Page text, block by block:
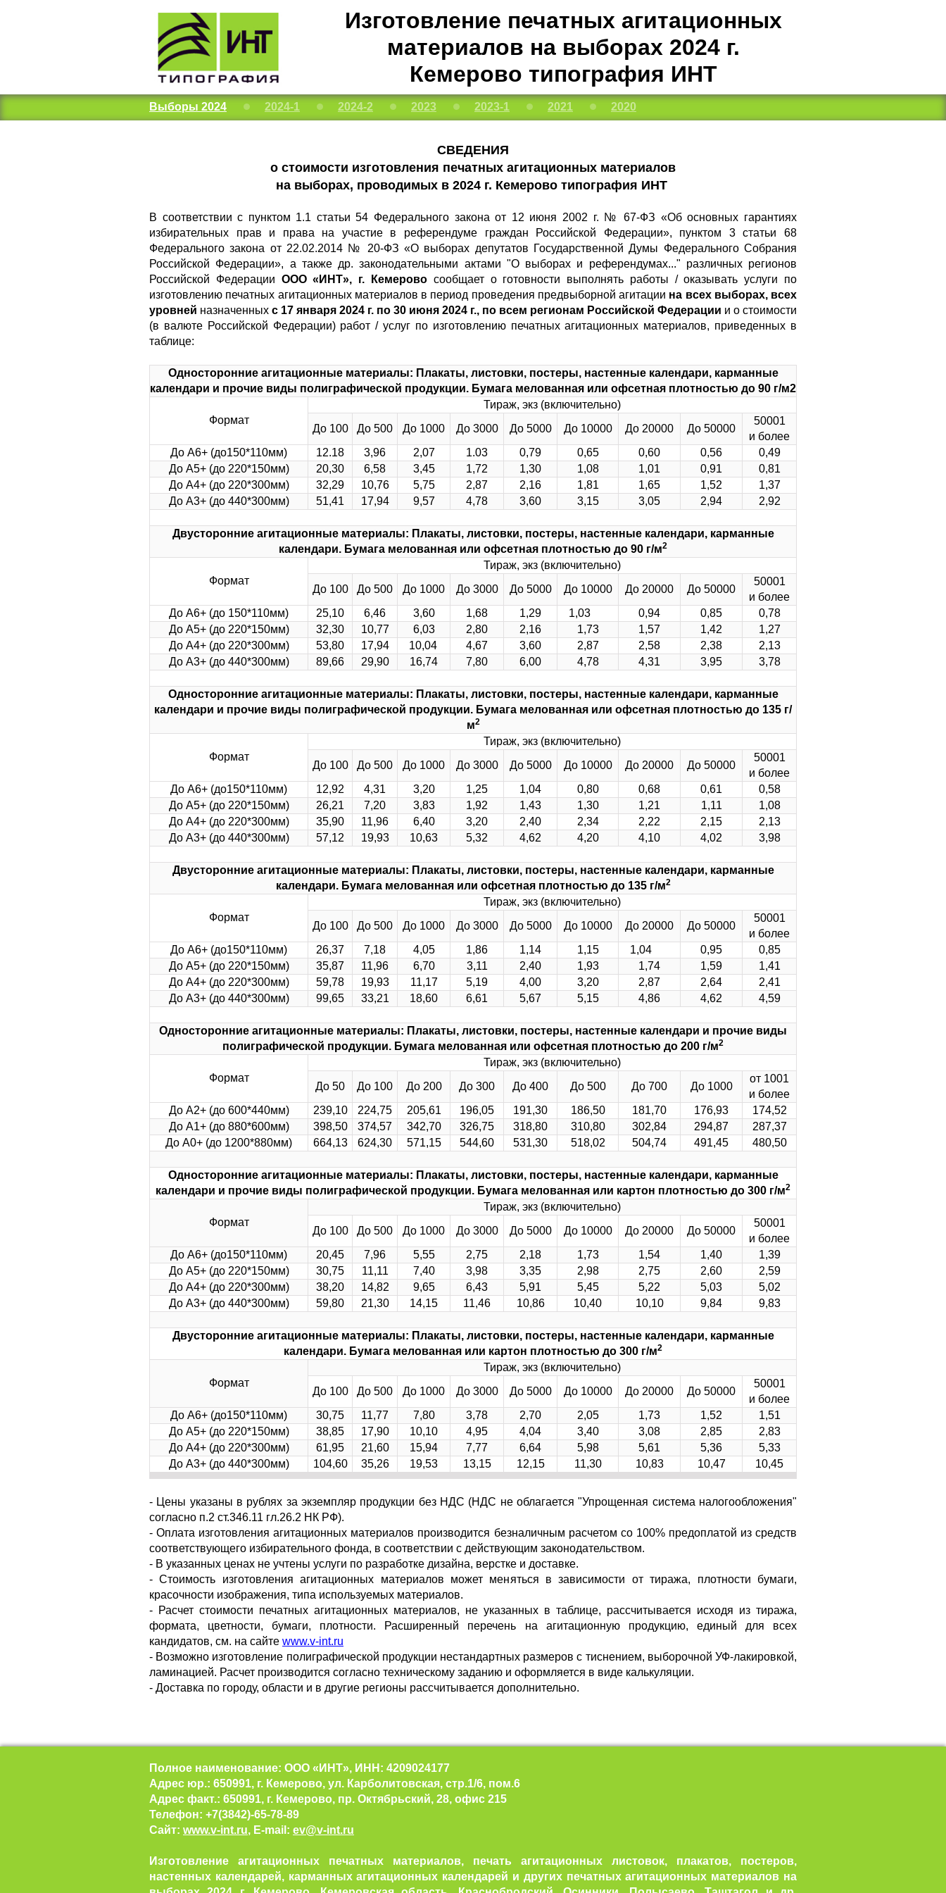
Изготовление печатных агитационных
материалов на выборах 2024 г.
Кемерово типография ИНТ
Выборы 2024 2024-1 2024-2 2023 2023-1 2021 2020
СВЕДЕНИЯ
о стоимости изготовления печатных агитационных материалов
на выборах, проводимых в 2024 г. Кемерово типография ИНТ
В соответствии с пунктом 1.1 статьи 54 Федерального закона от 12 июня 2002 г. № 67-ФЗ «Об основных гарантиях
избирательных прав и права на участие в референдуме граждан Российской Федерации», пунктом 3 статьи 68
Федерального закона от 22.02.2014 № 20-ФЗ «О выборах депутатов Государственной Думы Федерального Собрания
Российской Федерации», а также др. законодательными актами "О выборах и референдумах..." различных регионов
Российской Федерации ООО «ИНТ», г. Кемеровосообщает о готовности выполнять работы / оказывать услуги по
изготовлению печатных агитационных материалов в период проведения предвыборной агитации на всех выборах, всех
уровней назначенных с 17 января 2024 г. по 30 июня 2024 г., по всем регионам Российской Федерации и о стоимости
(в валюте Российской Федерации) работ / услуг по изготовлению печатных агитационных материалов, приведенных в
таблице:
Односторонние агитационные материалы: Плакаты, листовки, постеры, настенные календари, карманные
календари и прочие виды полиграфической продукции. Бумага мелованная или офсетная плотностью до 90 г/м2
Формат
Тираж, экз (включительно)
До 100
До 500 До 1000 До 3000 До 5000 До 10000 До 20000 До 50000
50001
и более
До А6+ (до150*110мм)
12.18 3,96 2,07 1.03 0,79 0,65 0,60 0,56
0,49
До А5+ (до 220*150мм)
20,30 6,58 3,45 1,72 1,30 1,08 1,01 0,91
0,81
До А4+ (до 220*300мм)
32,29 10,76 5,75 2,87 2,16 1,81 1,65 1,52
1,37
До А3+ (до 440*300мм)
51,41 17,94 9,57 4,78 3,60 3,15 3,05 2,94 2,92
Двусторонние агитационные материалы: Плакаты, листовки, постеры, настенные календари, карманные
календари. Бумага мелованная или офсетная плотностью до 90 г/м2
Формат
Тираж, экз (включительно)
До 100
До 500 До 1000 До 3000 До 5000 До 10000 До 20000 До 50000
50001
и более
До А6+ (до 150*110мм)
25,10 6,46 3,60 1,68 1,29 1,03 0,94 0,85
0,78
До А5+ (до 220*150мм)
32,30 10,77 6,03 2,80 2,16 1,73 1,57 1,42
1,27
До А4+ (до 220*300мм)
53,80 17,94 10,04 4,67 3,60 2,87 2,58 2,38
2,13
До А3+ (до 440*300мм)
89,66 29,90 16,74 7,80 6,00 4,78 4,31 3,95 3,78
Односторонние агитационные материалы: Плакаты, листовки, постеры, настенные календари, карманные
календари и прочие виды полиграфической продукции. Бумага мелованная или офсетная плотностью до 135 г/
м2
Формат
Тираж, экз (включительно)
До 100
До 500 До 1000 До 3000 До 5000 До 10000 До 20000 До 50000
50001
и более
До А6+ (до150*110мм)
12,92 4,31 3,20 1,25 1,04 0,80 0,68 0,61
0,58
До А5+ (до 220*150мм)
26,21 7,20 3,83 1,92 1,43 1,30 1,21 1,11
1,08
До А4+ (до 220*300мм)
35,90 11,96 6,40 3,20 2,40 2,34 2,22 2,15
2,13
До А3+ (до 440*300мм)
57,12 19,93 10,63 5,32 4,62 4,20 4,10 4,02 3,98
Двусторонние агитационные материалы: Плакаты, листовки, постеры, настенные календари, карманные
календари. Бумага мелованная или офсетная плотностью до 135 г/м2
Формат
Тираж, экз (включительно)
До 100
До 500 До 1000 До 3000 До 5000 До 10000 До 20000 До 50000
50001
и более
До А6+ (до150*110мм)
26,37 7,18 4,05 1,86 1,14 1,15 1,04 0,95
0,85
До А5+ (до 220*150мм)
35,87 11,96 6,70 3,11 2,40 1,93 1,74 1,59
1,41
До А4+ (до 220*300мм)
59,78 19,93 11,17 5,19 4,00 3,20 2,87 2,64
2,41
До А3+ (до 440*300мм)
99,65 33,21 18,60 6,61 5,67 5,15 4,86 4,62 4,59
Односторонние агитационные материалы: Плакаты, листовки, постеры, настенные календари и прочие виды
полиграфической продукции. Бумага мелованная или офсетная плотностью до 200 г/м2
Формат
Тираж, экз (включительно)
До 50
До 100 До 200 До 300 До 400 До 500 До 700 До 1000
от 1001
и более
До А2+ (до 600*440мм)
239,10 224,75 205,61 196,05 191,30 186,50 181,70 176,93
174,52
До А1+ (до 880*600мм)
398,50 374,57 342,70 326,75 318,80 310,80 302,84 294,87
287,37
До А0+ (до 1200*880мм)
664,13 624,30 571,15 544,60 531,30 518,02 504,74 491,45 480,50
Односторонние агитационные материалы: Плакаты, листовки, постеры, настенные календари, карманные
календари и прочие виды полиграфической продукции. Бумага мелованная или картон плотностью до 300 г/м2
Формат
Тираж, экз (включительно)
До 100
До 500 До 1000 До 3000 До 5000 До 10000 До 20000 До 50000
50001
и более
До А6+ (до150*110мм)
20,45 7,96 5,55 2,75 2,18 1,73 1,54 1,40
1,39
До А5+ (до 220*150мм)
30,75 11,11 7,40 3,98 3,35 2,98 2,75 2,60
2,59
До А4+ (до 220*300мм)
38,20 14,82 9,65 6,43 5,91 5,45 5,22 5,03
5,02
До А3+ (до 440*300мм)
59,80 21,30 14,15 11,46 10,86 10,40 10,10 9,84 9,83
Двусторонние агитационные материалы: Плакаты, листовки, постеры, настенные календари, карманные
календари. Бумага мелованная или картон плотностью до 300 г/м2
Формат
Тираж, экз (включительно)
До 100
До 500 До 1000 До 3000 До 5000 До 10000 До 20000 До 50000
50001
и более
До А6+ (до150*110мм)
30,75 11,77 7,80 3,78 2,70 2,05 1,73 1,52
1,51
До А5+ (до 220*150мм)
38,85 17,90 10,10 4,95 4,04 3,40 3,08 2,85
2,83
До А4+ (до 220*300мм)
61,95 21,60 15,94 7,77 6,64 5,98 5,61 5,36
5,33
До А3+ (до 440*300мм)
104,60 35,26 19,53 13,15 12,15 11,30 10,83 10,47 10,45
- Цены указаны в рублях за экземпляр продукции без НДС (НДС не облагается "Упрощенная система налогообложения"
согласно п.2 ст.346.11 гл.26.2 НК РФ).
- Оплата изготовления агитационных материалов производится безналичным расчетом со 100% предоплатой из средств
соответствующего избирательного фонда, в соответствии с действующим законодательством.
- В указанных ценах не учтены услуги по разработке дизайна, верстке и доставке.
- Стоимость изготовления агитационных материалов может меняться в зависимости от тиража, плотности бумаги,
красочности изображения, типа используемых материалов.
- Расчет стоимости печатных агитационных материалов, не указанных в таблице, рассчитывается исходя из тиража,
формата, цветности, бумаги, плотности. Расширенный перечень на агитационную продукцию, единый для всех
кандидатов, см. на сайте www.v-int.ru
- Возможно изготовление полиграфической продукции нестандартных размеров с тиснением, выборочной УФ-лакировкой,
ламинацией. Расчет производится согласно техническому заданию и оформляется в виде калькуляции.
- Доставка по городу, области и в другие регионы рассчитывается дополнительно.
Полное наименование: ООО «ИНТ», ИНН: 4209024177
Адрес юр.: 650991, г. Кемерово, ул. Карболитовская, стр.1/6, пом.6
Адрес факт.: 650991, г. Кемерово, пр. Октябрьский, 28, офис 215
Телефон: +7(3842)-65-78-89
Сайт: www.v-int.ru, E-mail: ev@v-int.ru
Изготовление агитационных печатных материалов, печать агитационных листовок, плакатов, постеров,
настенных календарей, карманных агитационных календарей и других печатных агитационных материалов на